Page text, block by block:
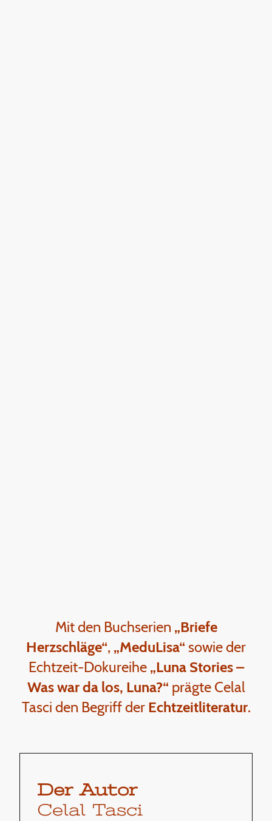
Mit den Buchserien „Briefe
Herzschläge“, „MeduLisa“ sowie der
Echtzeit-Dokureihe „Luna Stories –
Was war da los, Luna?“ prägte Celal
Tasci den Begriff der Echtzeitliteratur.
Der Autor
Celal Tasci